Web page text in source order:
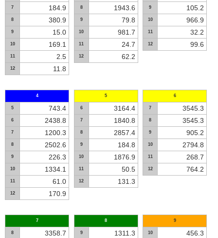
7 184.9
8 380.9
9 15.0
10 169.1
11 2.5
12 11.8
8 1943.6
9 79.8
10 981.7
11 24.7
12 62.2
9 105.2
10 966.9
11 32.2
12 99.6
4
5 743.4
6 2438.8
7 1200.3
8 2502.6
9 226.3
10 1334.1
11 61.0
12 170.9
5
6 3164.4
7 1840.8
8 2857.4
9 184.8
10 1876.9
11 50.5
12 131.3
6
7 3545.3
8 3545.3
9 905.2
10 2794.8
11 268.7
12 764.2
7
8 3358.7
8
9 1311.3
9
10 456.3